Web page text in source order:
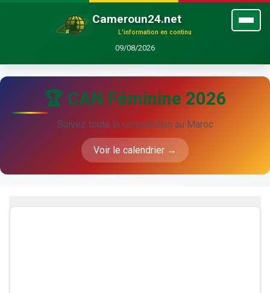
Cameroun24.net
L'information en continu
09/08/2026
🏆 CAN Féminine 2026
Suivez toute la compétition au Maroc
Voir le calendrier →